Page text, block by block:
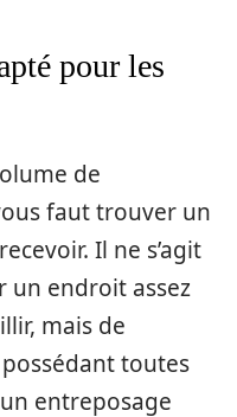
pour les
de
faut trouver un
Il ne s’agit
un endroit assez
mais de
toutes
entreposage